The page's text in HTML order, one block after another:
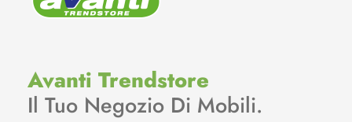
Avanti Trendstore
Il Tuo Negozio Di Mobili.